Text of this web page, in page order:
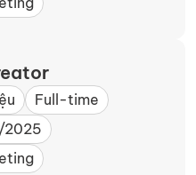
Full-time
2025